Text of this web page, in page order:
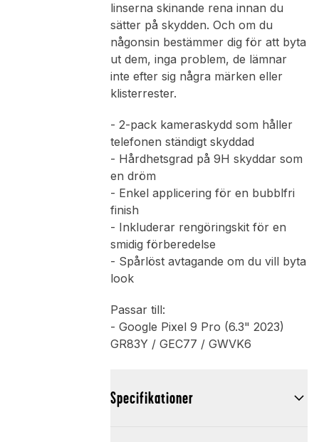
linserna skinande rena innan du
sätter på skydden. Och om du
någonsin bestämmer dig för att byta
ut dem, inga problem, de lämnar
inte efter sig några märken eller
klisterrester.
- 2-pack kameraskydd som håller
telefonen ständigt skyddad
- Hårdhetsgrad på 9H skyddar som
en dröm
- Enkel applicering för en bubblfri
finish
- Inkluderar rengöringskit för en
smidig förberedelse
- Spårlöst avtagande om du vill byta
look
Passar till:
- Google Pixel 9 Pro (6.3" 2023)
GR83Y / GEC77 / GWVK6
Specifikationer